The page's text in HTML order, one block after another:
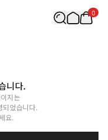
0
니다.
지는
되었습니다.
요.